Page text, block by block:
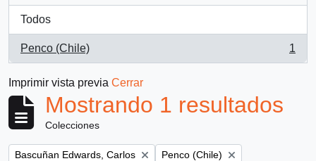
Todos
Penco (Chile)
, 1 resultados
1
Imprimir vista previa Cerrar
Mostrando 1 resultados
Colecciones
Remove filter:
Bascuñan Edwards, Carlos Remove filter:
Penco (Chile)